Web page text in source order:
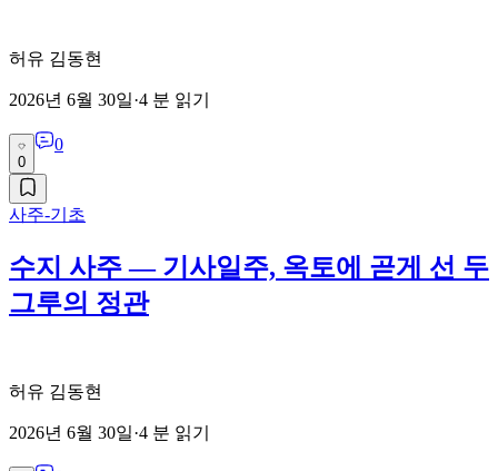
허유 김동현
2026년 6월 30일·4 분 읽기
0
0
사주-기초
수지 사주 — 기사일주, 옥토에 곧게 선 두
그루의 정관
허유 김동현
2026년 6월 30일·4 분 읽기